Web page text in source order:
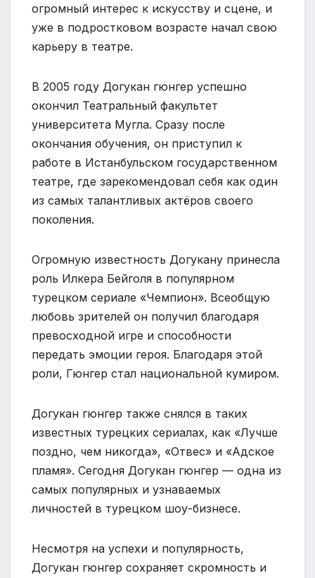
огромный интерес к искусству и сцене, и
уже в подростковом возрасте начал свою
карьеру в театре.
В 2005 году Догукан гюнгер успешно
окончил Театральный факультет
университета Мугла. Сразу после
окончания обучения, он приступил к
работе в Истанбульском государственном
театре, где зарекомендовал себя как один
из самых талантливых актёров своего
поколения.
Огромную известность Догукану принесла
роль Илкера Бейголя в популярном
турецком сериале «Чемпион». Всеобщую
любовь зрителей он получил благодаря
превосходной игре и способности
передать эмоции героя. Благодаря этой
роли, Гюнгер стал национальной кумиром.
Догукан гюнгер также снялся в таких
известных турецких сериалах, как «Лучше
поздно, чем никогда», «Отвес» и «Адское
пламя». Сегодня Догукан гюнгер — одна из
самых популярных и узнаваемых
личностей в турецком шоу-бизнесе.
Несмотря на успехи и популярность,
Догукан гюнгер сохраняет скромность и